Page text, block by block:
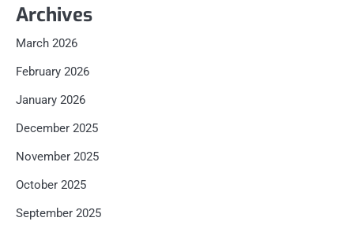
Archives
March 2026
February 2026
January 2026
December 2025
November 2025
October 2025
September 2025